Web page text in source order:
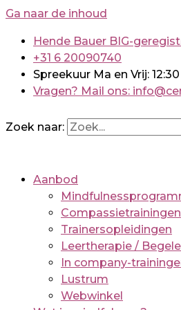
Ga naar de inhoud
Hende Bauer BIG-
+31 6 20090740
Spreekuur Ma en Vrij: 12:30
Vragen? Mail ons:
Zoek naar:
Aanbod
Compassietrainingen
Trainersopleidingen
Leertherapie /
In company-
Lustrum
Webwinkel